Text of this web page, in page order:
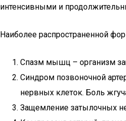
интенсивными и
Наиболее распространенной
Спазм мышц – организм
Синдром позвоночной
нервных клеток. Боль
Защемление затылочных